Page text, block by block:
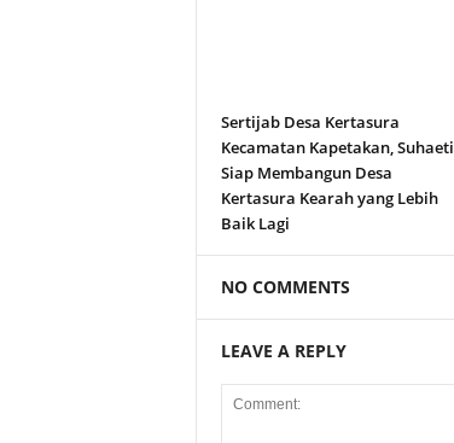
Sertijab Desa Kertasura
Kecamatan Kapetakan, Suhaeti
Siap Membangun Desa
Kertasura Kearah yang Lebih
Baik Lagi
NO COMMENTS
LEAVE A REPLY